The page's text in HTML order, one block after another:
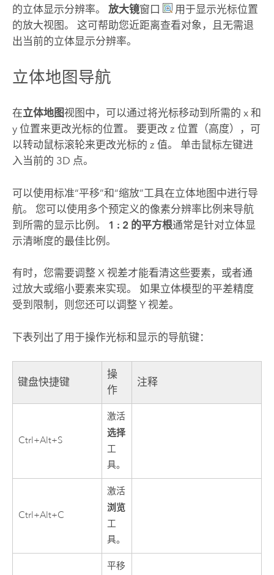
的立体显示分辨率。 放大镜窗口
用于显示光标位置
的放大视图。 这可帮助您近距离查看对象，且无需退
出当前的立体显示分辨率。
立体地图导航
在立体地图视图中，可以通过将光标移动到所需的 x 和
y 位置来更改光标的位置。 要更改 z 位置（高度），可
以转动鼠标滚轮来更改光标的 z 值。 单击鼠标左键进
入当前的 3D 点。
可以使用标准“平移”和“缩放”工具在立体地图中进行导
航。 您可以使用多个预定义的像素分辨率比例来导航
到所需的显示比例。 1 : 2 的平方根通常是针对立体显
示清晰度的最佳比例。
有时，您需要调整 X 视差才能看清这些要素，或者通
过放大或缩小要素来实现。 如果立体模型的平差精度
受到限制，则您还可以调整 Y 视差。
下表列出了用于操作光标和显示的导航键：
键盘快捷键
操
作
注释
Ctrl+Alt+S
激活
选择
工
具。
Ctrl+Alt+C
激活
浏览
工
具。
平移